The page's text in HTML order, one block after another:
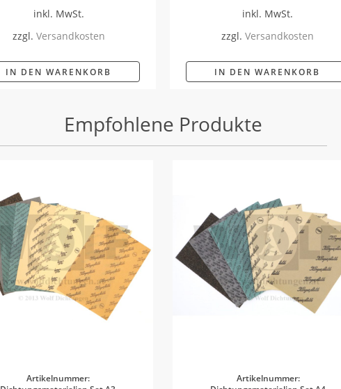
inkl. MwSt.
zzgl. Versandkosten
IN DEN WARENKORB
inkl. MwSt.
zzgl. Versandkosten
IN DEN WARENKORB
Empfohlene Produkte
Artikelnummer:
Artikelnummer: